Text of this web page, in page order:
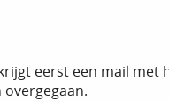
eerst een mail met